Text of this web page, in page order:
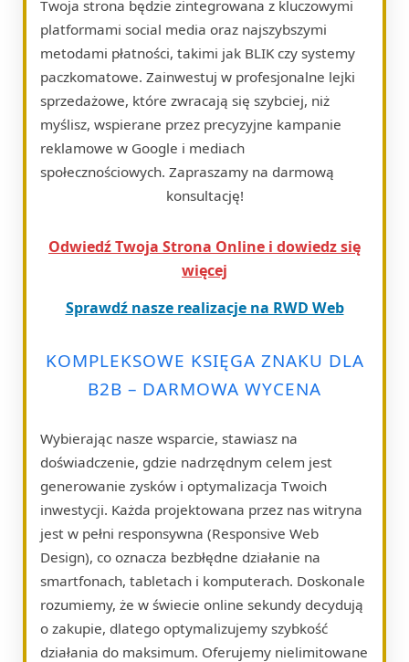
Twoja strona będzie zintegrowana z kluczowymi
platformami social media oraz najszybszymi
metodami płatności, takimi jak BLIK czy systemy
paczkomatowe. Zainwestuj w profesjonalne lejki
sprzedażowe, które zwracają się szybciej, niż
myślisz, wspierane przez precyzyjne kampanie
reklamowe w Google i mediach
społecznościowych. Zapraszamy na darmową
konsultację!
Odwiedź Twoja Strona Online i dowiedz się
więcej
Sprawdź nasze realizacje na RWD Web
KOMPLEKSOWE KSIĘGA ZNAKU DLA
B2B – DARMOWA WYCENA
Wybierając nasze wsparcie, stawiasz na
doświadczenie, gdzie nadrzędnym celem jest
generowanie zysków i optymalizacja Twoich
inwestycji. Każda projektowana przez nas witryna
jest w pełni responsywna (Responsive Web
Design), co oznacza bezbłędne działanie na
smartfonach, tabletach i komputerach. Doskonale
rozumiemy, że w świecie online sekundy decydują
o zakupie, dlatego optymalizujemy szybkość
działania do maksimum. Oferujemy nielimitowane